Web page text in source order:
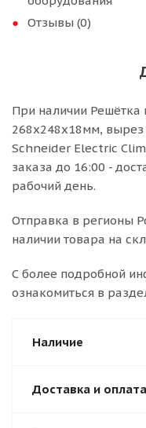
Отзывы (0)
При наличии Решётка
268х248х18мм,
Schneider Electric
заказа до 16:00 -
рабочий день.
Отправка в регионы
наличии товара на
С более подробной
ознакомиться в
Наличие
Доставка и оплата